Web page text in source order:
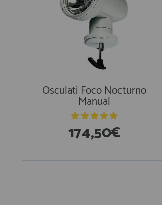
Osculati Foco Nocturno
Manual
174,50€